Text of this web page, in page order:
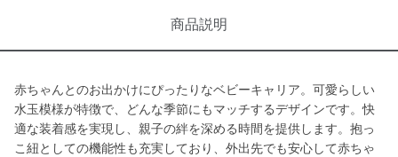
商品説明
赤ちゃんとのお出かけにぴったりなベビーキャリア。可愛らしい
水玉模様が特徴で、どんな季節にもマッチするデザインです。快
適な装着感を実現し、親子の絆を深める時間を提供します。抱っ
こ紐としての機能性も充実しており、外出先でも安心して赤ちゃ